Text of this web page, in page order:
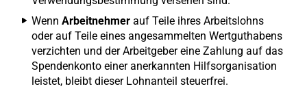
Wenn Arbeitnehmer auf Teile ihres Arbeitslohns
oder auf Teile eines angesammelten Wertguthabens
verzichten und der Arbeitgeber eine Zahlung auf das
Spendenkonto einer anerkannten Hilfsorganisation
leistet, bleibt dieser Lohnanteil steuerfrei.